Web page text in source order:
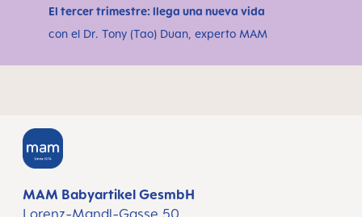
El tercer trimestre: llega una nueva vida
con el Dr. Tony (Tao) Duan, experto MAM
MAM Babyartikel GesmbH
Lorenz-Mandl-Gasse 50